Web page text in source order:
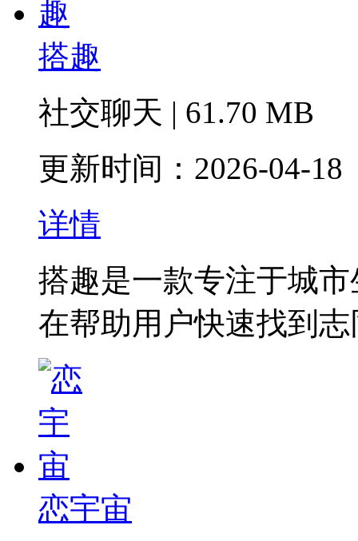
搭趣
社交聊天 | 61.70 MB
更新时间：2026-04-18
详情
搭趣‌是一款专注于城
在帮助用户快速找到
恋宇宙